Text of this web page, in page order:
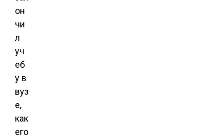
он
чи
л
уч
еб
у в
вуз
е,
как
его